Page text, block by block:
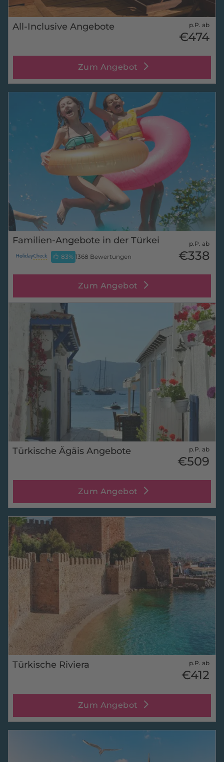
All-Inclusive Angebote p.P. ab
€474
Zum Angebot
Familien-Angebote in der Türkei
83% 1368 Bewertungen
p.P. ab
€338
Zum Angebot
Türkische Ägäis Angebote p.P. ab
€509
Zum Angebot
Türkische Riviera p.P. ab
€412
Zum Angebot